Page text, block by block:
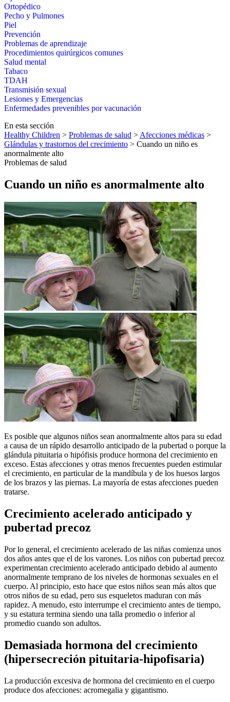
Ortopédico
Pecho y Pulmones
Piel
Prevención
Problemas de aprendizaje
Procedimientos quirúrgicos comunes
Salud mental
Tabaco
TDAH
Transmisión sexual
Lesiones y Emergencias
Enfermedades prevenibles por vacunación
En esta sección
Healthy Children > Problemas de salud > Afecciones médicas >
Glándulas y trastornos del crecimiento > Cuando un niño es
anormalmente alto
Problemas de salud
Cuando un niño es anormalmente alto
Es posible que algunos niños sean anormalmente altos para su edad
a causa de un rápido desarrollo anticipado de la pubertad o porque la
glándula pituitaria o hipófisis produce hormona del crecimiento en
exceso. Estas afecciones y otras menos frecuentes pueden estimular
el crecimiento, en particular de la mandíbula y de los huesos largos
de los brazos y las piernas. La mayoría de estas afecciones pueden
tratarse.
Crecimiento acelerado anticipado y
pubertad precoz
Por lo general, el crecimiento acelerado de las niñas comienza unos
dos años antes que el de los varones. Los niños con pubertad precoz
experimentan crecimiento acelerado anticipado debido al aumento
anormalmente temprano de los niveles de hormonas sexuales en el
cuerpo. Al principio, esto hace que estos niños sean más altos que
otros niños de su edad, pero sus esqueletos maduran con más
rapidez. A menudo, esto interrumpe el crecimiento antes de tiempo,
y su estatura termina siendo una talla promedio o inferior al
promedio cuando son adultos.
Demasiada hormona del crecimiento
(hipersecreción pituitaria-hipofisaria)
La producción excesiva de hormona del crecimiento en el cuerpo
produce dos afecciones: acromegalia y gigantismo.